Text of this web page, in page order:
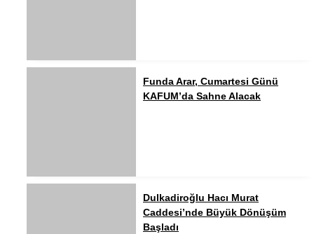
Funda Arar, Cumartesi Günü
KAFUM’da Sahne Alacak
Dulkadiroğlu Hacı Murat
Caddesi’nde Büyük Dönüşüm
Başladı